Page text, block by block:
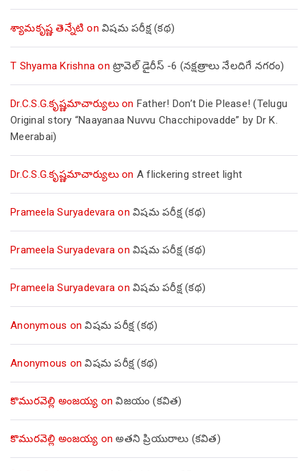
శ్యామకృష్ణ తెన్నేటి on విషమ పరీక్ష (క‌థ‌)
T Shyama Krishna on ట్రావెల్ డైరీస్ -6 (నక్షత్రాలు నేలదిగే నగరం)
Dr.C.S.G.కృష్ణమాచార్యులుon Father! Don’t Die Please! (Telugu
Original story “Naayanaa Nuvvu Chacchipovadde” by Dr K.
Meerabai)
Dr.C.S.G.కృష్ణమాచార్యులుon A flickering street light
Prameela Suryadevara on విషమ పరీక్ష (క‌థ‌)
Prameela Suryadevara on విషమ పరీక్ష (క‌థ‌)
Prameela Suryadevara on విషమ పరీక్ష (క‌థ‌)
Anonymous onవిషమ పరీక్ష (క‌థ‌)
Anonymous onవిషమ పరీక్ష (క‌థ‌)
కొమురవెల్లి అంజయ్య onవిజయం (కవిత)
కొమురవెల్లి అంజయ్య onఅతని ప్రియురాలు (కవిత)